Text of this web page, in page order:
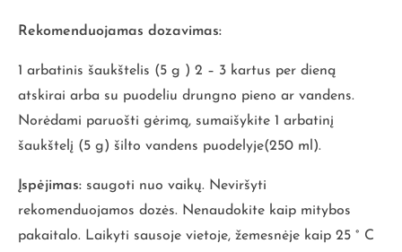
Rekomenduojamas dozavimas:
1 arbatinis šaukštelis (5 g ) 2 – 3 kartus per dieną
atskirai arba su puodeliu drungno pieno ar vandens.
Norėdami paruošti gėrimą, sumaišykite 1 arbatinį
šaukštelį (5 g) šilto vandens puodelyje(250 ml).
Įspėjimas: saugoti nuo vaikų. Neviršyti
rekomenduojamos dozės. Nenaudokite kaip mitybos
pakaitalo. Laikyti sausoje vietoje, žemesnėje kaip 25 ° C